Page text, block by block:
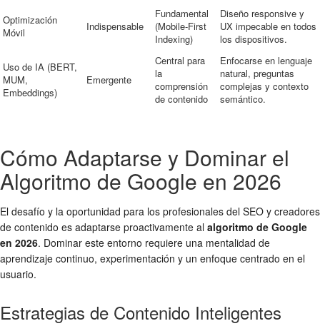
Optimización
Móvil
Indispensable
Fundamental
(Mobile-First
Indexing)
Diseño responsive y
UX impecable en todos
los dispositivos.
Uso de IA (BERT,
MUM,
Embeddings)
Emergente
Central para
la
comprensión
de contenido
Enfocarse en lenguaje
natural, preguntas
complejas y contexto
semántico.
Cómo Adaptarse y Dominar el
Algoritmo de Google en 2026
El desafío y la oportunidad para los profesionales del SEO y creadores
de contenido es adaptarse proactivamente al algoritmo de Google
en 2026. Dominar este entorno requiere una mentalidad de
aprendizaje continuo, experimentación y un enfoque centrado en el
usuario.
Estrategias de Contenido Inteligentes